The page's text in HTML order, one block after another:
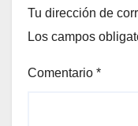
Tu dirección de
Los campos
Comentario *